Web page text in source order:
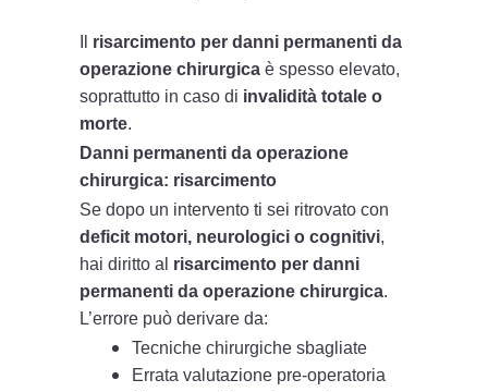
risarcimento per danni permanenti da
operazione chirurgica è spesso elevato,
soprattutto in caso di invalidità totale o
morte.
Danni permanenti da operazione
chirurgica: risarcimento
Se dopo un intervento ti sei ritrovato con
deficit motori, neurologici o cognitivi,
hai diritto al risarcimento per danni
permanenti da operazione chirurgica.
L’errore può derivare da:
Tecniche chirurgiche sbagliate
Errata valutazione pre-operatoria